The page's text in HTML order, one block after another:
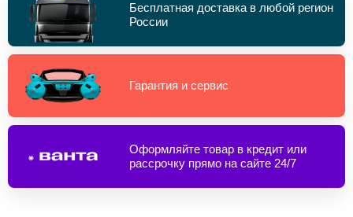
Бесплатная доставка в любой регион
России
Гарантия и сервис
Оформляйте товар в кредит или
рассрочку прямо на сайте 24/7